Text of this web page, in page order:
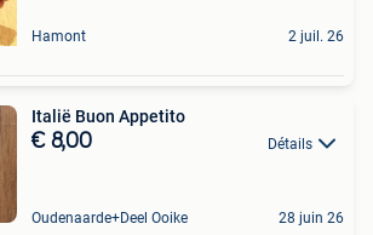
Hamont 2 juil. 26
Italië Buon Appetito
€ 8,00 Détails
Oudenaarde+Deel Ooike 28 juin 26